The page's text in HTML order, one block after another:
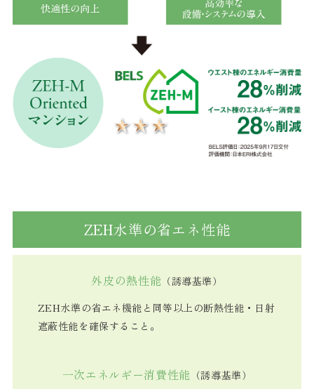
ZEH水準の省エネ性能
外皮の熱性能 （誘導基準）
ZEH水準の省エネ機能と同等以上の断熱性能・日射
遮蔽性能を確保すること。
一次エネルギー消費性能 （誘導基準）